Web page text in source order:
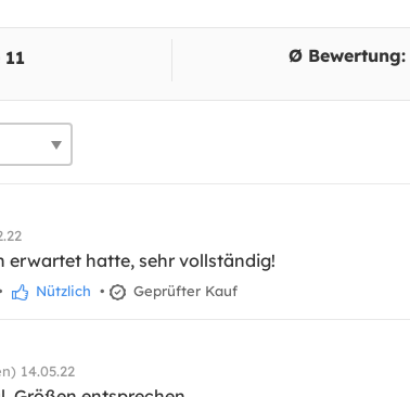
Ø Bewertung:
erwartet hatte, sehr vollständig!
Nützlich • Geprüfter Kauf
14.05.22